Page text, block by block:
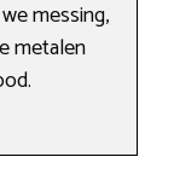
messing,
metalen